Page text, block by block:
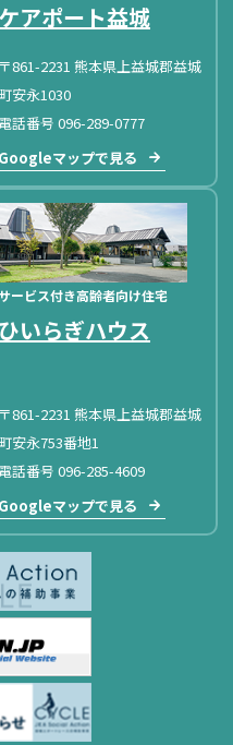
ケアポート益城
〒861-2231 熊本県上益城郡益城
安永1030
電話番号 096-289-0777
Googleマップで見る
ービス付き高齢者向け住宅
ひいらぎハウス
〒861-2231 熊本県上益城郡益城
安永753番地1
電話番号 096-285-4609
Googleマップで見る